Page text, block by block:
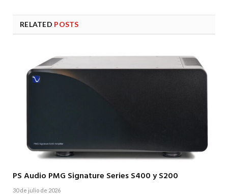
RELATED POSTS
PS Audio PMG Signature Series S400 y S200
30 de julio de 2026